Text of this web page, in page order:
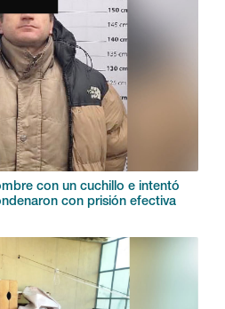
con un cuchillo e intentó
con prisión efectiva